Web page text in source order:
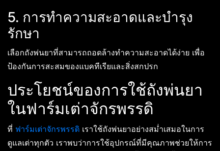
5. การทำความสะอาดและบำรุง
รักษา
เลือกถังพ่นยาที่สามารถถอดล้างทำความสะอาดได้ง่าย เพื่อ
ป้องกันการสะสมของแบคทีเรียและสิ่งสกปรก
ประโยชน์ของการใช้ถังพ่นยา
ในฟาร์มเต่าจักรพรรดิ
ที่ ฟาร์มเต่าจักรพรรดิ เราใช้ถังพ่นยาอย่างสม่ำเสมอในการ
ดูแลเต่าทุกตัว เราพบว่าการใช้อุปกรณ์ที่มีคุณภาพช่วยให้การ